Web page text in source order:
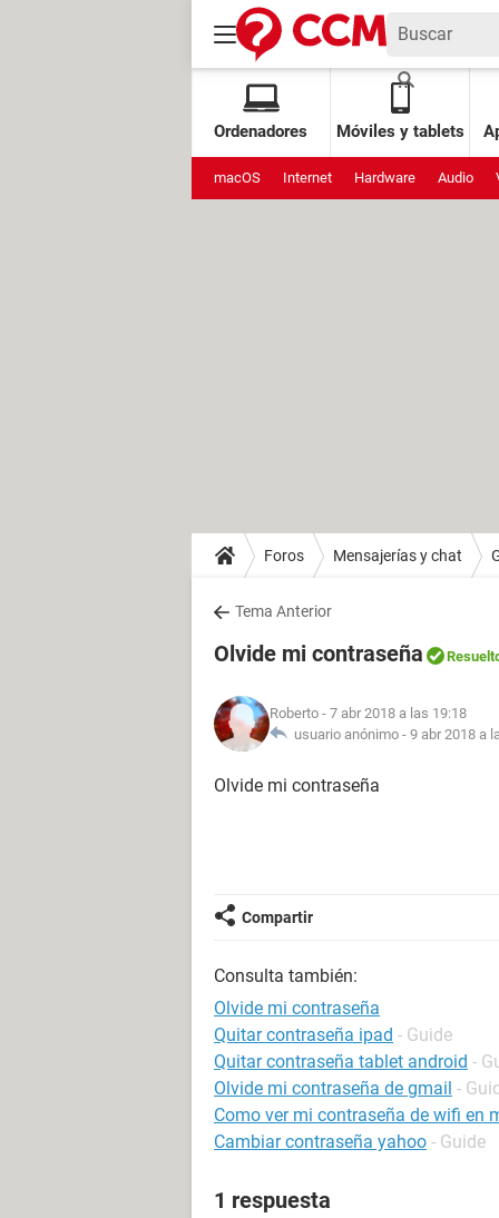
Ordenadores Móviles y tablets
macOS Internet Hardware Audio
Foros Mensajerías y chat
Tema Anterior
Olvide mi contraseña
Roberto - 7 abr 2018 a las 19:18
usuario anónimo - 9 abr 2018 a
Olvide mi contraseña
Compartir
Consulta también:
Olvide mi contraseña
Quitar contraseña ipad - Guide
Quitar contraseña tablet android -
Olvide mi contraseña de gmail -
Como ver mi contraseña de wifi en
Cambiar contraseña yahoo - Guide
1 respuesta